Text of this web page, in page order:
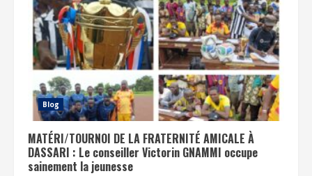
Blog
MATÉRI/TOURNOI DE LA FRATERNITÉ AMICALE À
DASSARI : Le conseiller Victorin GNAMMI occupe
sainement la jeunesse